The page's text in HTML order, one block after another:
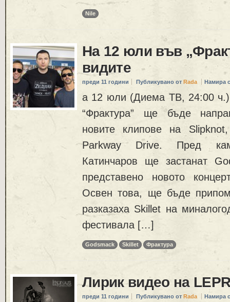
Nile
На 12 юли във
видите
преди 11 години Публикувано от Rada Намира
а 12 юли (Диема ТВ, 24:00 ч.)
“Фрактура” ще бъде
новите клипове на
Parkway Drive. Пред
Катинчаров ще застанат
представено новото
Освен това, ще бъде
разказaха Skillet на
фестивала […]
Godsmack Skillet Фрактура
Лирик видео на
преди 11 години Публикувано от Rada Намира